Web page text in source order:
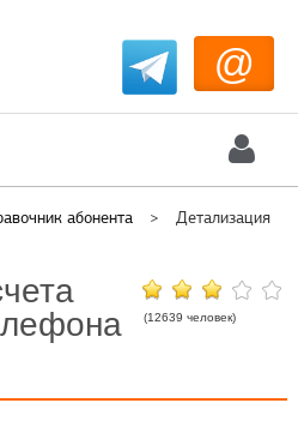
@
абонента >
Детализация
(12639 человек)